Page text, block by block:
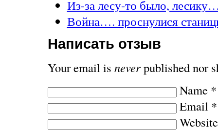
Из-за лесу-то было,
Война…. проснулися
Написать отзыв
Your email is neverpublished nor
Name *
Email *
Website